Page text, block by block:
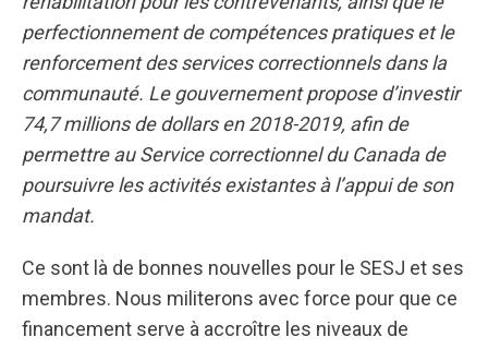
perfectionnement de compétences pratiques et le
renforcement des services correctionnels dans la
communauté. Le gouvernement propose d’investir
74,7 millions de dollars en 2018-2019, afin de
permettre au Service correctionnel du Canada de
poursuivre les activités existantes à l’appui de son
mandat.
Ce sont là de bonnes nouvelles pour le SESJ et ses
membres. Nous militerons avec force pour que ce
financement serve à accroître les niveaux de